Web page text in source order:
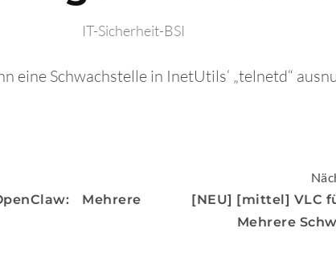
IT-Sicherheit-BSI
eine Schwachstelle in InetUtils‘ „telnetd“
Mehrere
[NEU] [mittel] VLC
Mehrere